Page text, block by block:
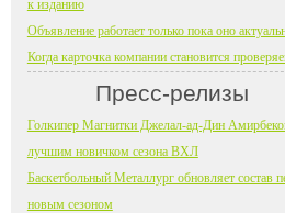
к изданию
Объявление работает только пока оно
Когда карточка компании становится
Пресс-релизы
Голкипер Магнитки Джелал-ад-Дин
лучшим новичком сезона ВХЛ
Баскетбольный Металлург обновляет состав
новым сезоном